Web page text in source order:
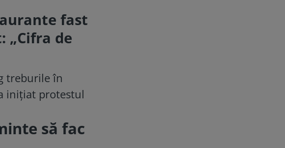
fast
„Cifra de
treburile în
iniţiat protestul
să fac